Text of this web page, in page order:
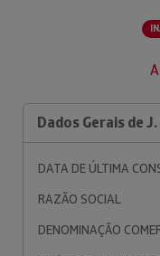
Dados Gerais de J.
DATA DE ÚLTIMA
RAZÃO SOCIAL
DENOMINAÇÃO